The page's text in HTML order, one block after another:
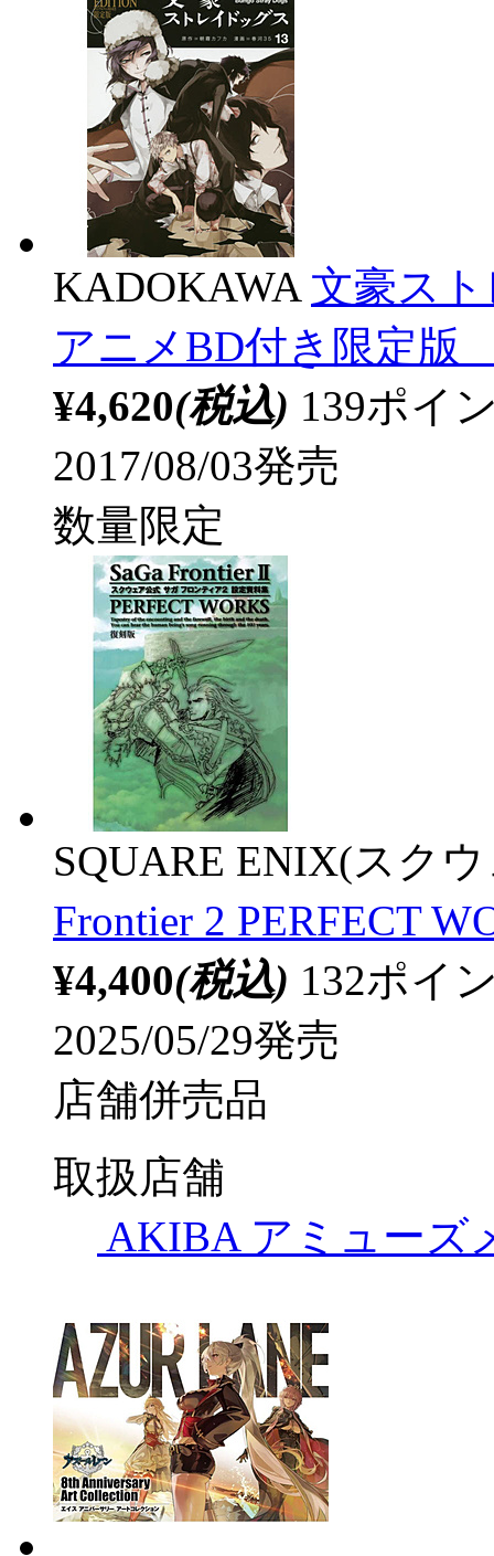
KADOKAWA 文豪ス
アニメBD付き限定版
¥4,620(税込) 139ポイ
2017/08/03発売
数量限定
SQUARE ENIX(スク
Frontier 2 PERFECT
¥4,400(税込) 132ポイ
2025/05/29発売
店舗併売品
取扱店舗
AKIBA アミューズ